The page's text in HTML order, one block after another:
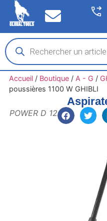
Accueil/ Boutique/ A - G /
poussières 1100 W GHIBLI
POWER D 12